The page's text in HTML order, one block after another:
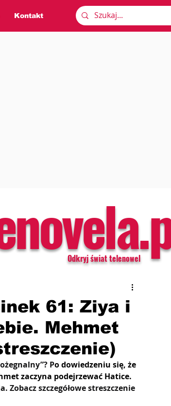
Kontakt
Odkryj świat telenowel
61: Ziya i
Mehmet
Po dowiedzeniu się, że
zaczyna podejrzewać Hatice.
Zobacz szczegółowe streszczenie